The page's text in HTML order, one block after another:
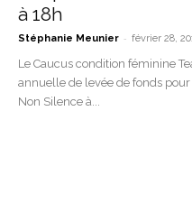
à 18h
Stéphanie Meunier - février 28,
Le Caucus condition féminine
annuelle de levée de fonds
Non Silence à...